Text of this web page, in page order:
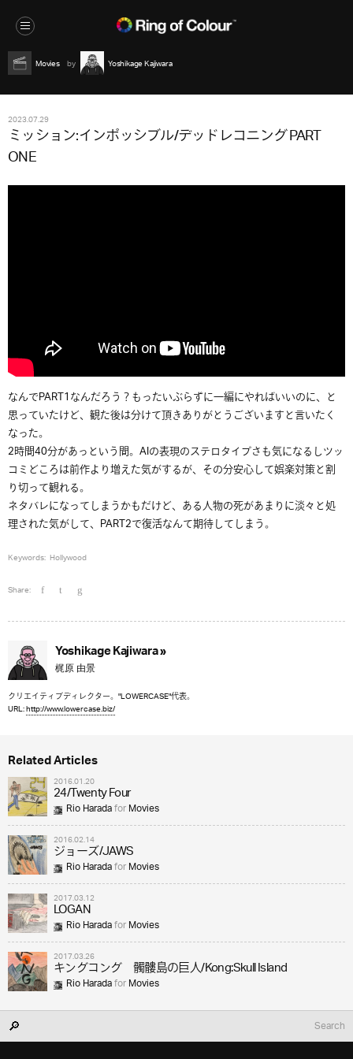
Movies Yoshikage Kajiwara
2023.07.29
ミッション:インポッシブル/デッドレコニング PART
ONE
なんでPART1なんだろう？もったいぶらずに一編にやればいいのに、と
思っていたけど、観た後は分けて頂きありがとうございますと言いたく
なった。
2時間40分があっという間。AIの表現のステロタイプさも気になるしツッ
コミどころは前作より増えた気がするが、その分安心して娯楽対策と割
り切って観れる。
ネタバレになってしまうかもだけど、ある人物の死があまりに淡々と処
理された気がして、PART2で復活なんて期待してしまう。
Keywords: Hollywood
Share:
Yoshikage Kajiwara »
梶原 由景
クリエイティブディレクター。"LOWERCASE"代表。
URL:http://www.lowercase.biz/
Related Articles
2016.01.20
24/Twenty Four
Rio HaradaforMovies
2016.02.14
ジョーズ/JAWS
Rio HaradaforMovies
2017.03.12
LOGAN
Rio HaradaforMovies
2017.03.26
キングコング 髑髏島の巨人/Kong:Skull Island
Rio HaradaforMovies